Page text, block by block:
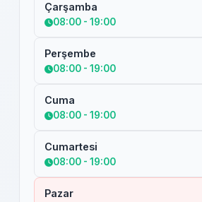
Çarşamba
08:00 - 19:00
Perşembe
08:00 - 19:00
Cuma
08:00 - 19:00
Cumartesi
08:00 - 19:00
Pazar